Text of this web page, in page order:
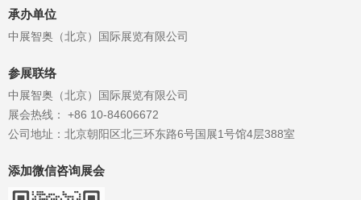
承办单位
中展智奥（北京）国际展览有限公司
参展联络
中展智奥（北京）国际展览有限公司
展会热线： +86 10-84606672
公司地址：北京朝阳区北三环东路6号国展1号馆4层388室
添加微信咨询展会